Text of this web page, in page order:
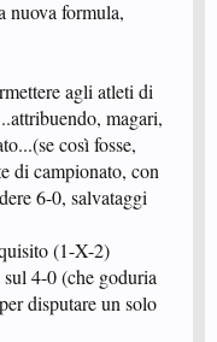
nuova formula,
agli atleti di
magari,
così fosse,
di campionato, con
6-0, salvataggi
(1-X-2)
4-0 (che goduria
disputare un solo